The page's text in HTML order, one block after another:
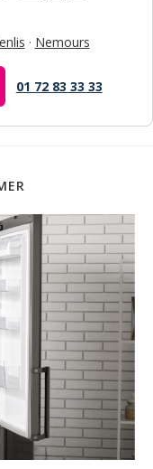
· Nemours
01 72 83 33 33